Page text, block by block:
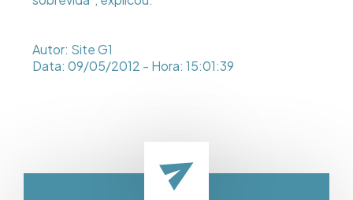
Autor: Site G1
Data: 09/05/2012 - Hora: 15:01:39